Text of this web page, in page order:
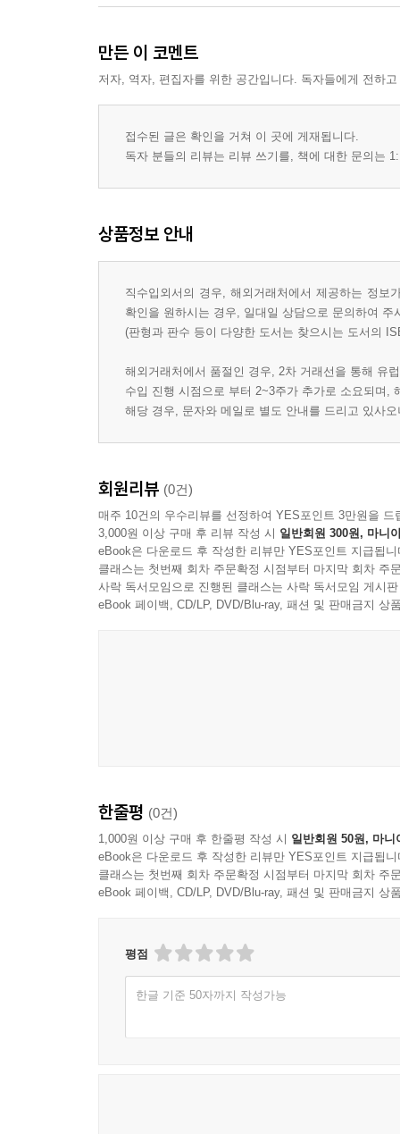
만든 이 코멘트
저자, 역자, 편집자를 위한 공간입니다. 독자들에게 전하
접수된 글은 확인을 거쳐 이 곳에 게재됩니다.
독자 분들의 리뷰는 리뷰 쓰기를, 책에 대한 문의는
상품정보 안내
직수입외서의 경우, 해외거래처에서 제공하는 정
확인을 원하시는 경우, 일대일 상담으로 문의하여 주
(판형과 판수 등이 다양한 도서는 찾으시는 도서의
해외거래처에서 품절인 경우, 2차 거래선을 통해 유
수입 진행 시점으로 부터 2~3주가 추가로 소요되며,
해당 경우, 문자와 메일로 별도 안내를 드리고 있사
회원리뷰 (0건)
매주 10건의 우수리뷰를 선정하여 YES포인트 3만원을 드
3,000원 이상 구매 후 리뷰 작성 시 일반회원 300원, 마니
eBook은 다운로드 후 작성한 리뷰만 YES포인트 지급됩니
클래스는 첫번째 회차 주문확정 시점부터 마지막 회차 주
사락 독서모임으로 진행된 클래스는 사락 독서모임 게시
eBook 페이백, CD/LP, DVD/Blu-ray, 패션 및 판매금지 상
한줄평 (0건)
1,000원 이상 구매 후 한줄평 작성 시 일반회원 50원, 마니
eBook은 다운로드 후 작성한 리뷰만 YES포인트 지급됩니
클래스는 첫번째 회차 주문확정 시점부터 마지막 회차 주
eBook 페이백, CD/LP, DVD/Blu-ray, 패션 및 판매금지 상
평점
한글 기준 50자까지 작성가능